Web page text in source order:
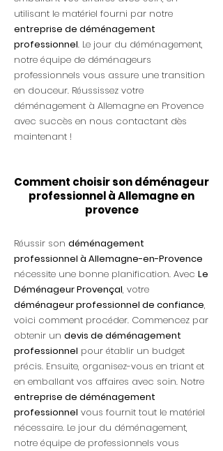
utilisant le matériel fourni par notre
entreprise de déménagement
professionnel. Le jour du déménagement,
notre équipe de déménageurs
professionnels vous assure une transition
en douceur. Réussissez votre
déménagement à Allemagne en Provence
avec succès en nous contactant dès
maintenant !
Comment choisir son déménageur
professionnel à Allemagne en
provence
Réussir son déménagement
professionnel à Allemagne-en-Provence
nécessite une bonne planification. Avec Le
Déménageur Provençal, votre
déménageur professionnel de confiance,
voici comment procéder. Commencez par
obtenir un devis de déménagement
professionnel pour établir un budget
précis. Ensuite, organisez-vous en triant et
en emballant vos affaires avec soin. Notre
entreprise de déménagement
professionnel vous fournit tout le matériel
nécessaire. Le jour du déménagement,
notre équipe de professionnels vous